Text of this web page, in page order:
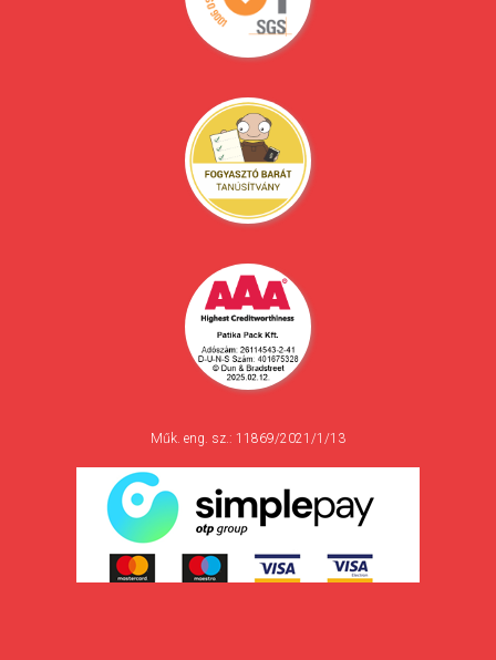
Műk. eng. sz.: 11869/2021/1/13